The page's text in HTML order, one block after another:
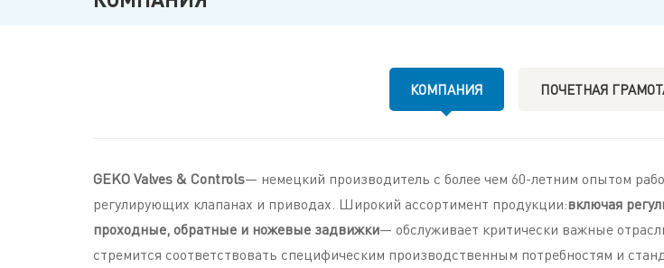
КОМПАНИЯ ПОЧЕТНАЯ
GEKO Valves & Controls— немецкий производитель с более чем 60-летним опытом
регулирующих клапанах и приводах. Широкий ассортимент продукции:включая
проходные, обратные и ножевые задвижки— обслуживает критически важные
стремится соответствовать специфическим производственным потребностям и